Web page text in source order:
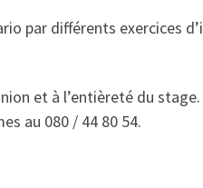
par différents exercices
et à l’entièreté du stage.
au 080 / 44 80 54.